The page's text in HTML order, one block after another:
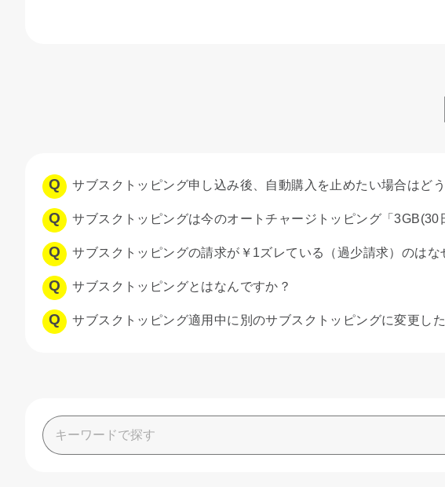
サブスクトッピング申し込み後、自動購入を止めたい場合はど
サブスクトッピングは今のオートチャージトッピング「3GB(30
サブスクトッピングの請求が￥1ズレている（過少請求）のはな
サブスクトッピングとはなんですか？
サブスクトッピング適用中に別のサブスクトッピングに変更し